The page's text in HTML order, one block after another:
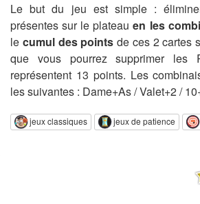
Le but du jeu est simple :
présentes sur le plateauen les
le cumul des points de ces 2 cartes
que vous pourrez supprimer
représentent 13 points. Les
les suivantes : Dame+As / Valet+2 /
jeux classiques jeux de patience